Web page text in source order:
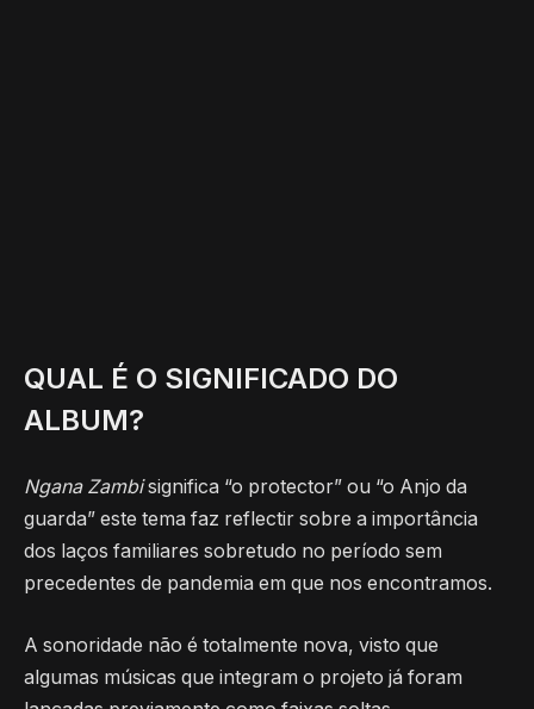
QUAL É O SIGNIFICADO DO
ALBUM?
Ngana Zambisignifica “o protector” ou “o Anjo da
guarda” este tema faz reflectir sobre a importância
dos laços familiares sobretudo no período sem
precedentes de pandemia em que nos encontramos.
A sonoridade não é totalmente nova, visto que
algumas músicas que integram o projeto já foram